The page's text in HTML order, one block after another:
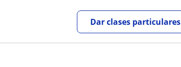
Dar clases particulares